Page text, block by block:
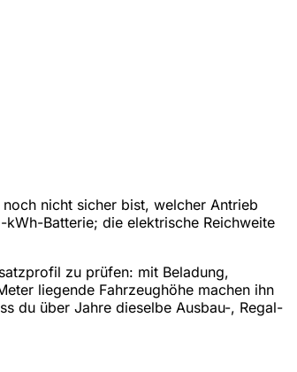
nicht sicher bist, welcher Antrieb
Batterie; die elektrische Reichweite
zu prüfen: mit Beladung,
liegende Fahrzeughöhe machen ihn
du über Jahre dieselbe Ausbau-, Regal-